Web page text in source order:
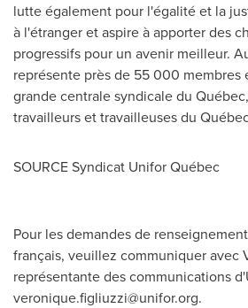
lutte également pour l'égalité et la
à l'étranger et aspire à apporter des
progressifs pour un avenir meilleur.
représente près de 55 000 membres
grande centrale syndicale du
travailleurs et travailleuses du
SOURCE Syndicat Unifor Québec
Pour les demandes de
français, veuillez communiquer avec
représentante des communications
veronique.figliuzzi@unifor.org.